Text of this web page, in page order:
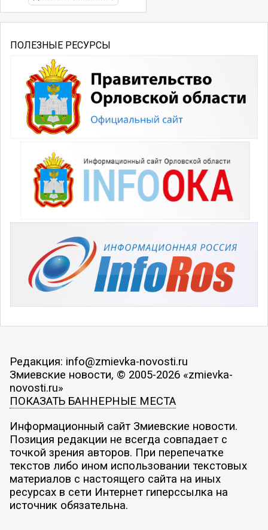
ПОЛЕЗНЫЕ РЕСУРСЫ
Редакция: info@zmievka-novosti.ru
Змиевские новости, © 2005-2026 «zmievka-
novosti.ru»
ПОКАЗАТЬ БАННЕРНЫЕ МЕСТА
Информационный сайт Змиевские новости.
Позиция редакции не всегда совпадает с
точкой зрения авторов. При перепечатке
текстов либо ином использовании текстовых
материалов с настоящего сайта на иных
ресурсах в сети Интернет гиперссылка на
источник обязательна.